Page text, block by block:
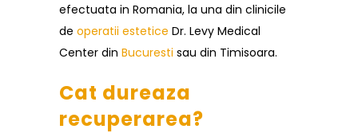
efectuata in Romania, la una din clinicile
de operatii estetice Dr. Levy Medical
Center din Bucuresti sau din Timisoara.
Cat dureaza
recuperarea?